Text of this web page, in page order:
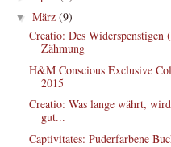
▼ März (9)
Creatio: Des Widerspenstigen
Zähmung
H&M Conscious Exclusive
2015
Creatio: Was lange währt,
gut...
Captivitates: Puderfarbene